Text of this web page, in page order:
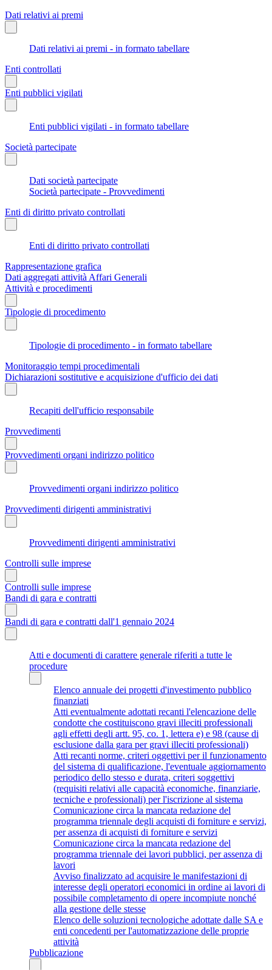
Dati relativi ai premi
Dati relativi ai premi - in formato tabellare
Enti controllati
Enti pubblici vigilati
Enti pubblici vigilati - in formato tabellare
Società partecipate
Dati società partecipate
Società partecipate - Provvedimenti
Enti di diritto privato controllati
Enti di diritto privato controllati
Rappresentazione grafica
Dati aggregati attività Affari Generali
Attività e procedimenti
Tipologie di procedimento
Tipologie di procedimento - in formato tabellare
Monitoraggio tempi procedimentali
Dichiarazioni sostitutive e acquisizione d'ufficio dei dati
Recapiti dell'ufficio responsabile
Provvedimenti
Provvedimenti organi indirizzo politico
Provvedimenti organi indirizzo politico
Provvedimenti dirigenti amministrativi
Provvedimenti dirigenti amministrativi
Controlli sulle imprese
Controlli sulle imprese
Bandi di gara e contratti
Bandi di gara e contratti dall'1 gennaio 2024
Atti e documenti di carattere generale riferiti a tutte le
procedure
Elenco annuale dei progetti d'investimento pubblico
finanziati
Atti eventualmente adottati recanti l'elencazione delle
condotte che costituiscono gravi illeciti professionali
agli effetti degli artt. 95, co. 1, lettera e) e 98 (cause di
esclusione dalla gara per gravi illeciti professionali)
Atti recanti norme, criteri oggettivi per il funzionamento
del sistema di qualificazione, l'eventuale aggiornamento
periodico dello stesso e durata, criteri soggettivi
(requisiti relativi alle capacità economiche, finanziarie,
tecniche e professionali) per l'iscrizione al sistema
Comunicazione circa la mancata redazione del
programma triennale degli acquisti di forniture e servizi,
per assenza di acquisti di forniture e servizi
Comunicazione circa la mancata redazione del
programma triennale dei lavori pubblici, per assenza di
lavori
Avviso finalizzato ad acquisire le manifestazioni di
interesse degli operatori economici in ordine ai lavori di
possibile completamento di opere incompiute nonché
alla gestione delle stesse
Elenco delle soluzioni tecnologiche adottate dalle SA e
enti concedenti per l'automatizzazione delle proprie
attività
Pubblicazione